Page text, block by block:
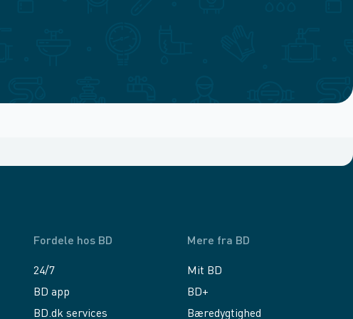
Fordele hos BD
24/7
BD app
BD.dk services
Mere fra BD
Mit BD
BD+
Bæredygtighed